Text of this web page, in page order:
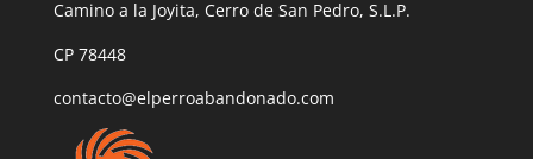
Camino a la Joyita, Cerro de San Pedro, S.L.P.
CP 78448
contacto@elperroabandonado.com